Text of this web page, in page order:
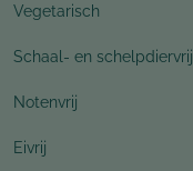
Vegetarisch
Schaal- en schelpdiervrij
Notenvrij
Eivrij